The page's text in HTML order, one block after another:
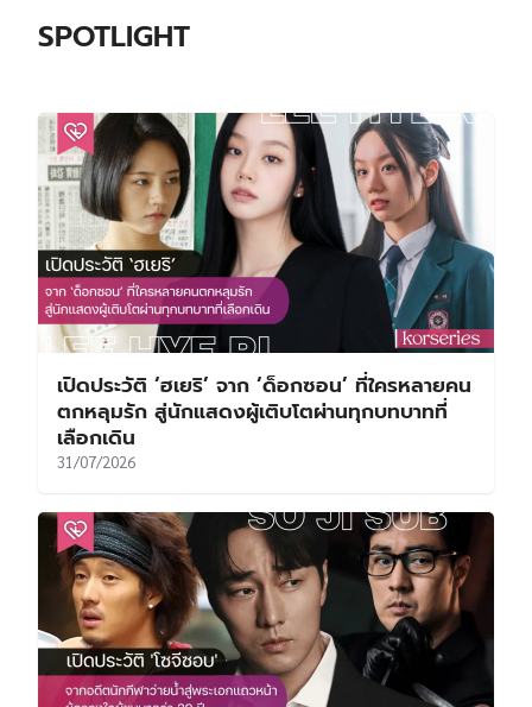
SPOTLIGHT
เปิดประวัติ ‘ฮเยริ’ จาก ‘ด็อกซอน’ ที่ใครหลายคน
ตกหลุมรัก สู่นักแสดงผู้เติบโตผ่านทุกบทบาทที่
เลือกเดิน
31/07/2026